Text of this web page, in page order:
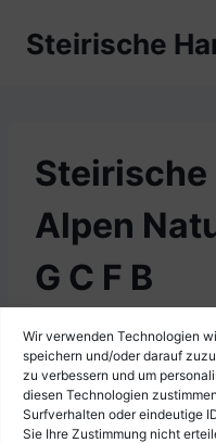
Wir verwenden Technologien
speichern und/oder darauf
zu verbessern und um
diesen Technologien
Surfverhalten oder eindeutige
Sie Ihre Zustimmung nicht
InhaltSteirische
Steirische
Alpen
G C F B